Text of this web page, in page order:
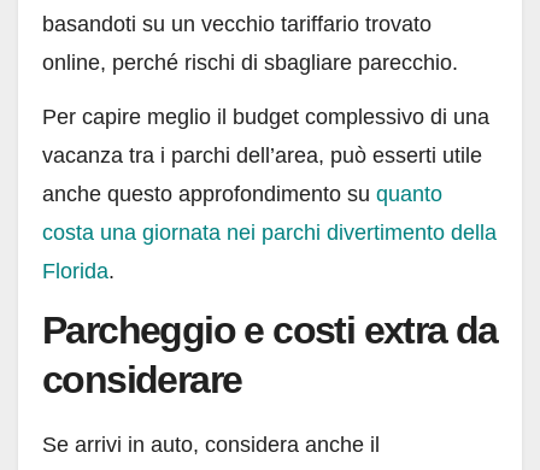
basandoti su un vecchio tariffario trovato
online, perché rischi di sbagliare parecchio.
Per capire meglio il budget complessivo di una
vacanza tra i parchi dell’area, può esserti utile
anche questo approfondimento su quanto
costa una giornata nei parchi divertimento della
Florida.
Parcheggio e costi extra da
considerare
Se arrivi in auto, considera anche il